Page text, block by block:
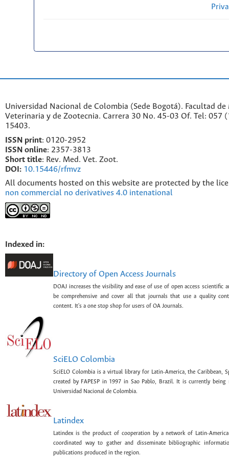
Universidad Nacional de Colombia (Sede Bogotá). Facultad de
Veterinaria y de Zootecnia. Carrera 30 No. 45-03 Of. Tel: 057
15403.
ISSN print: 0120-2952
SSN online: 2357-3813
Short title: Rev. Med. Vet. Zoot.
DOI: 10.15446/rfmvz
All documents hosted on this website are protected by the
non commercial no derivatives 4.0 intenational
Indexed in:
Directory of Open Access Journals
DOAJ increases the visibility and ease of use of open access scientific
be comprehensive and cover all that journals that use a quality
content. It's a one stop shop for users of OA Journals.
SciELO Colombia
SciELO Colombia is a virtual library for Latin-America, the Caribbean,
created by FAPESP in 1997 in Sao Pablo, Brazil. It is currently being
Universidad Nacional de Colombia.
Latindex
Latindex is the product of cooperation by a network of Latin-
coordinated way to gather and disseminate bibliographic
publications produced in the region.